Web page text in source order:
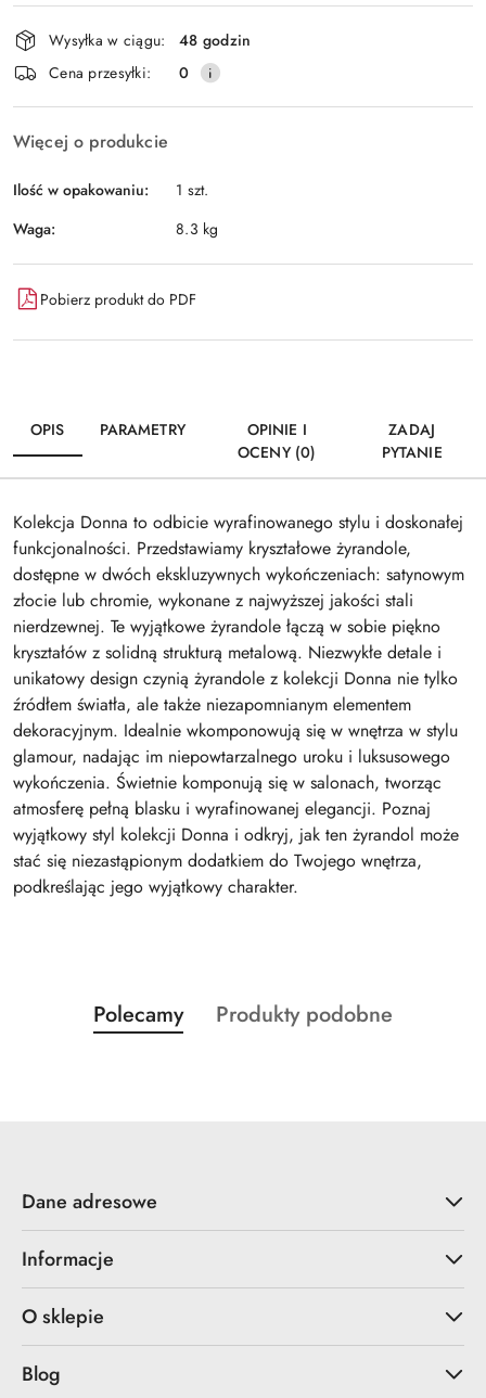
Wyślij
Dostępność
i
dostawa
Wysyłka w ciągu:
48 godzin
Cena przesyłki:
0
Więcej o produkcie
Ilość w opakowaniu:
1 szt.
Waga:
8.3 kg
Pobierz produkt do PDF
OPIS PARAMETRY
OPINIE I
OCENY (0)
ZADAJ
PYTANIE
Kolekcja Donna to odbicie wyrafinowanego stylu i doskonałej
funkcjonalności. Przedstawiamy kryształowe żyrandole,
dostępne w dwóch ekskluzywnych wykończeniach: satynowym
złocie lub chromie, wykonane z najwyższej jakości stali
nierdzewnej. Te wyjątkowe żyrandole łączą w sobie piękno
kryształów z solidną strukturą metalową. Niezwykłe detale i
unikatowy design czynią żyrandole z kolekcji Donna nie tylko
źródłem światła, ale także niezapomnianym elementem
dekoracyjnym. Idealnie wkomponowują się w wnętrza w stylu
glamour, nadając im niepowtarzalnego uroku i luksusowego
wykończenia. Świetnie komponują się w salonach, tworząc
atmosferę pełną blasku i wyrafinowanej elegancji. Poznaj
wyjątkowy styl kolekcji Donna i odkryj, jak ten żyrandol może
stać się niezastąpionym dodatkiem do Twojego wnętrza,
podkreślając jego wyjątkowy charakter.
Pomiń karuzelę produktów
Produkty
o
Polecamy
Produkty
Produkty podobne
Dane adresowe
Informacje
O sklepie
Blog